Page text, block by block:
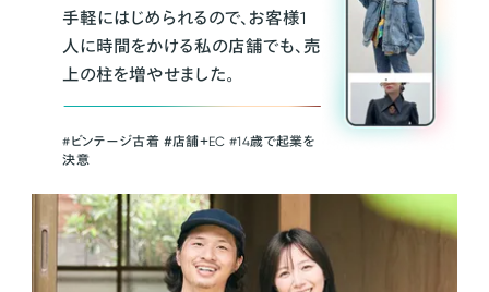
手軽にはじめられるので、お客様1
人に時間をかける私の店舗でも、売
上の柱を増やせました。
#ビンテージ古着 ＃店舗＋EC #14歳で起業を
決意